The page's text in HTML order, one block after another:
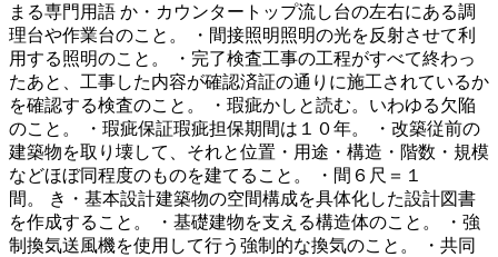
まる専門用語 か・カウンタートップ流し台の左右にある調
理台や作業台のこと。 ・間接照明照明の光を反射させて利
用する照明のこと。 ・完了検査工事の工程がすべて終わっ
たあと、工事した内容が確認済証の通りに施工されているか
を確認する検査のこと。 ・瑕疵かしと読む。いわゆる欠陥
のこと。 ・瑕疵保証瑕疵担保期間は１０年。 ・改築従前の
建築物を取り壊して、それと位置・用途・構造・階数・規模
などほぼ同程度のものを建てること。 ・間６尺＝１
間。 き・基本設計建築物の空間構成を具体化した設計図書
を作成すること。 ・基礎建物を支える構造体のこと。 ・強
制換気送風機を使用して行う強制的な換気のこと。 ・共同